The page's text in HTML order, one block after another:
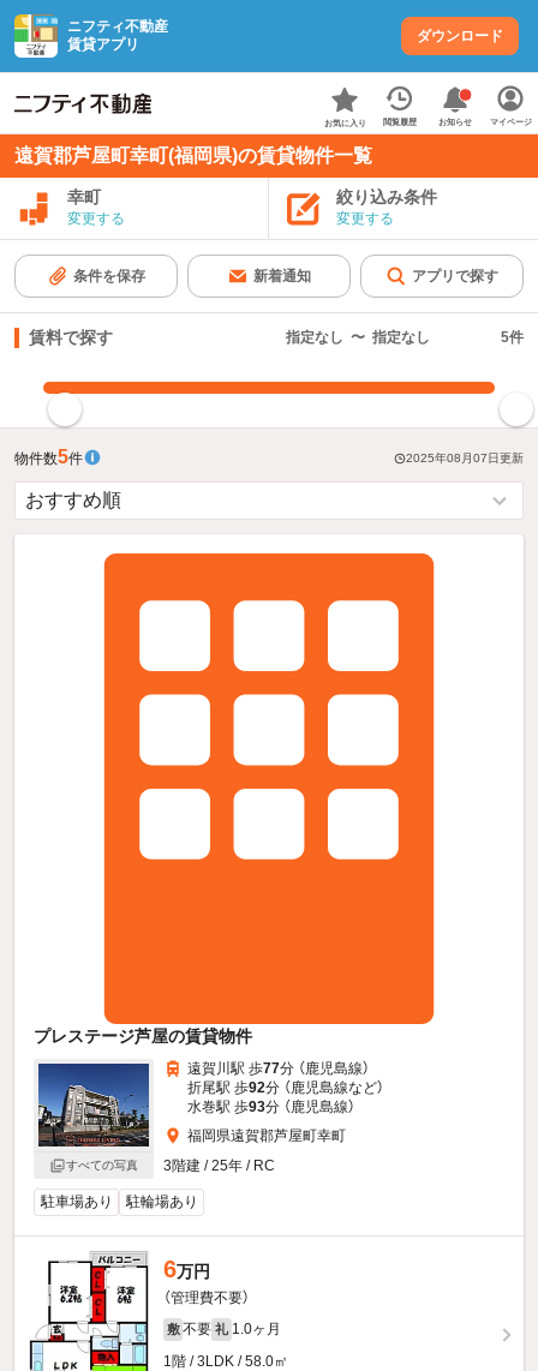
ニフティ不動産
賃貸アプリ
ダウンロード
お気に入り 閲覧履歴 お知らせ マイページ
遠賀郡芦屋町幸町(福岡県)の賃貸物件一覧
幸町
変更する
絞り込み条件
変更する
条件を保存 新着通知 アプリで探す
賃料で探す 指定なし 〜 指定なし 5件
物件数5件 2025年08月07日更新
プレステージ芦屋の賃貸物件
すべての写真
遠賀川駅 歩77分 （鹿児島線）
折尾駅 歩92分 （鹿児島線など）
水巻駅 歩93分 （鹿児島線）
福岡県遠賀郡芦屋町幸町
3階建 / 25年 / RC
駐車場あり 駐輪場あり
6万円
（管理費不要）
敷 不要 礼 1.0ヶ月
1階 / 3LDK / 58.0㎡